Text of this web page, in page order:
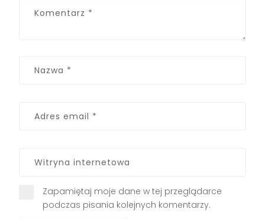
Zapamiętaj moje dane w tej przeglądarce
podczas pisania kolejnych komentarzy.